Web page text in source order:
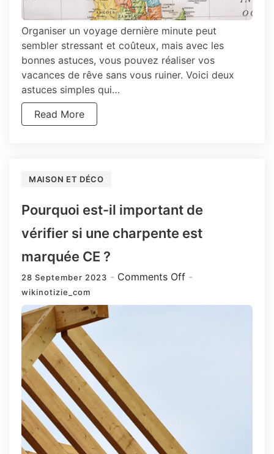
Organiser un voyage dernière minute peut
sembler stressant et coûteux, mais avec les
bonnes astuces, vous pouvez réaliser vos
vacances de rêve sans vous ruiner. Voici deux
astuces simples qui…
Read More
MAISON ET DÉCO
Pourquoi est-il important de
vérifier si une charpente est
marquée CE ?
28 September 2023 Comments Offon
est-
wikinotizie_com